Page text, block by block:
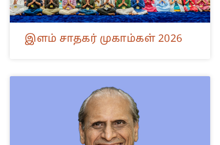
இளம் சாதகர் முகாம்கள் 2026